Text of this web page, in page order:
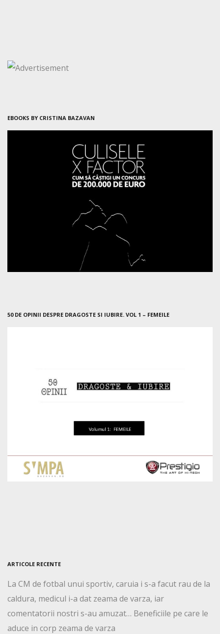
EBOOKS BY CRISTINA BAZAVAN
50 DE OPINII DESPRE DRAGOSTE SI IUBIRE. VOL 1 – FEMEILE
ARTICOLE RECENTE
La CM de fotbal unui sportiv, caruia i s-a facut rau de la
caldura, medicul i-a dat zeama de varza, iar
comentatorii nostri s-au amuzat… Beneficiile pe care le
aduce in corp zeama de varza